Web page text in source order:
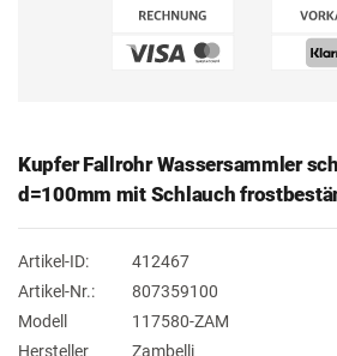
Kupfer Fallrohr Wassersammler
d=100mm mit Schlauch
Artikel-ID:
412467
Artikel-Nr.:
807359100
Modell
117580-ZAM
Hersteller
Zambelli